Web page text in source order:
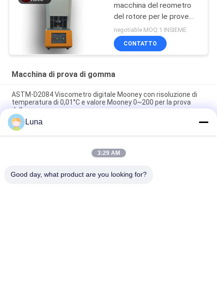
macchina del reometro
del rotore per le prove
della gomma
negotiable MOQ:1 INSIEME
CONTATTO
Macchina di prova di gomma
ASTM-D2084 Viscometro digitale Mooney con risoluzione di
temperatura di 0,01°C e valore Mooney 0~200 per la prova
della gomma
Macchina di prova di gomma utilizzata laboratorio del singolo
del chip reometro di controllo senza rotore
Tester di impatto digitale ISO 180 con velocità di impatto di
Luna
3:29 AM
Good day, what product are you looking for?